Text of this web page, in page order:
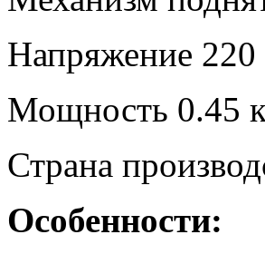
Напряжение
Мощность 0.45
Страна
Особенности: